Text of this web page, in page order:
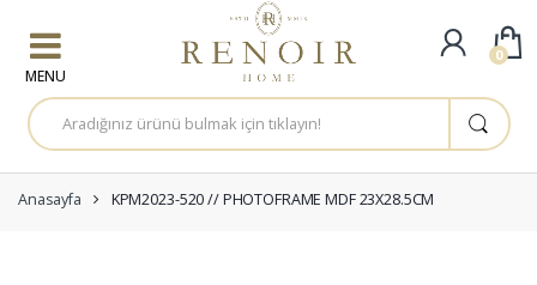
A
r
a
a
:
Anasayfa KPM2023-520 // PHOTOFRAME MDF 23X28.5CM
0